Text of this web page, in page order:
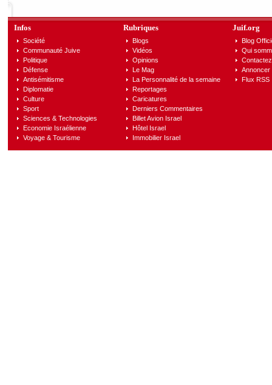
Infos
Société
Communauté Juive
Politique
Défense
Antisémitisme
Diplomatie
Culture
Sport
Sciences & Technologies
Economie Israélienne
Voyage & Tourisme
Rubriques
Blogs
Vidéos
Opinions
Le Mag
La Personnalité de la semaine
Reportages
Caricatures
Derniers Commentaires
Billet Avion Israel
Hôtel Israel
Immobilier Israel
Juif.org
Blog
Qui
Annoncer
Flux RSS